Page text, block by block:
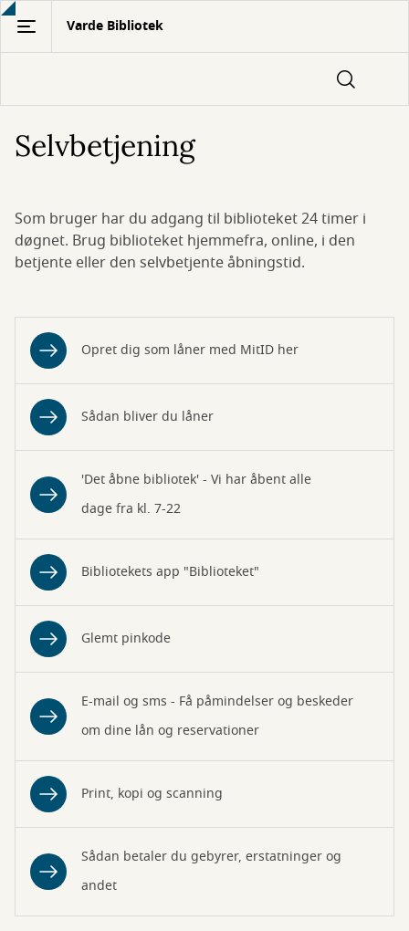
Gå
hovedindhold
Varde Bibliotek
Selvbetjening
Som bruger har du adgang til biblioteket 24 timer i
døgnet. Brug biblioteket hjemmefra, online, i den
betjente eller den selvbetjente åbningstid.
Opret dig som låner med MitID her
Sådan bliver du låner
'Det åbne bibliotek' - Vi har åbent alle
dage fra kl. 7-22
Bibliotekets app "Biblioteket"
Glemt pinkode
E-mail og sms - Få påmindelser og beskeder
om dine lån og reservationer
Print, kopi og scanning
Sådan betaler du gebyrer, erstatninger og
andet